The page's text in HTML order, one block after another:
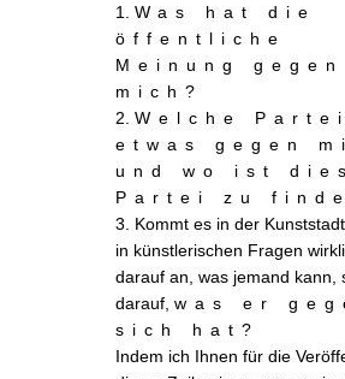
1.Was hat die
öffentliche
Meinung gegen
mich?
2.Welche
etwas gegen
und wo ist
Partei zu
3. Kommt es in der
in künstlerischen Fragen
darauf an, was jemand kann,
darauf,was er
sich hat?
Indem ich Ihnen für die